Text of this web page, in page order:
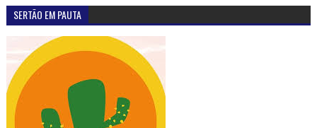
SERTÃO EM PAUTA